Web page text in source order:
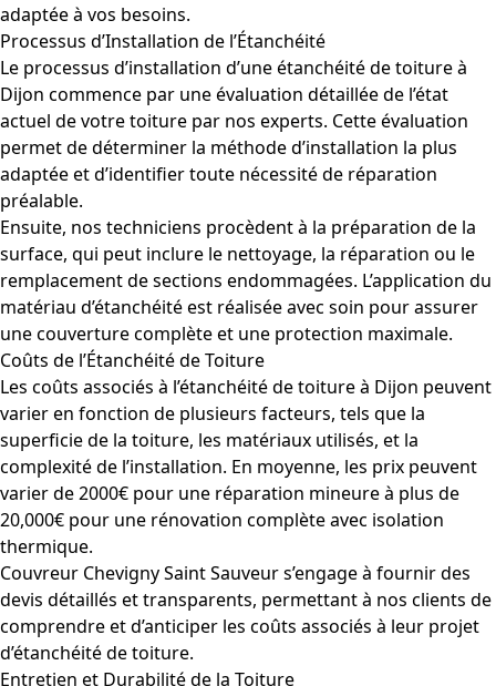
adaptée à vos besoins.
Processus d’Installation de l’Étanchéité
Le processus d’installation d’une étanchéité de toiture à
Dijon commence par une évaluation détaillée de l’état
actuel de votre toiture par nos experts. Cette évaluation
permet de déterminer la méthode d’installation la plus
adaptée et d’identifier toute nécessité de réparation
préalable.
Ensuite, nos techniciens procèdent à la préparation de la
surface, qui peut inclure le nettoyage, la réparation ou le
remplacement de sections endommagées. L’application du
matériau d’étanchéité est réalisée avec soin pour assurer
une couverture complète et une protection maximale.
Coûts de l’Étanchéité de Toiture
Les coûts associés à l’étanchéité de toiture à Dijon peuvent
varier en fonction de plusieurs facteurs, tels que la
superficie de la toiture, les matériaux utilisés, et la
complexité de l’installation. En moyenne, les prix peuvent
varier de 2000€ pour une réparation mineure à plus de
20,000€ pour une rénovation complète avec isolation
thermique.
Couvreur Chevigny Saint Sauveur s’engage à fournir des
devis détaillés et transparents, permettant à nos clients de
comprendre et d’anticiper les coûts associés à leur projet
d’étanchéité de toiture.
Entretien et Durabilité de la Toiture